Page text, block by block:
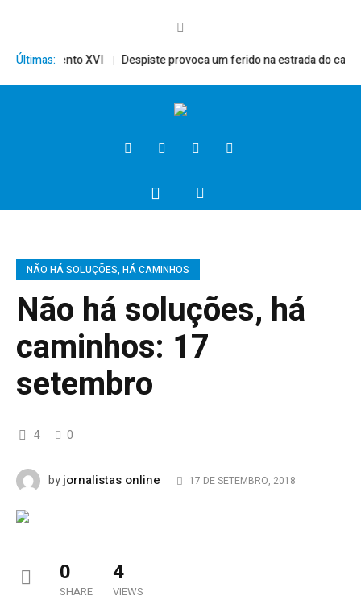
Últimas:Bento XVI Despiste provoca um ferido na estrada do campo
NÃO HÁ SOLUÇÕES, HÁ CAMINHOS
Não há soluções, há
caminhos: 17
setembro
4 0
byjornalistas online 17 DE SETEMBRO, 2018
0
SHARE
4
VIEWS